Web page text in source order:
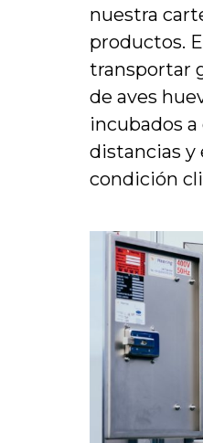
nuestra
productos.
transportar
de aves
incubados a
distancias y
condición